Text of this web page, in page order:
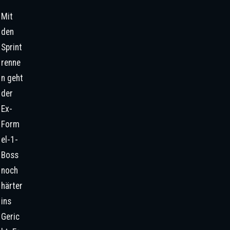
Mit
den
Sprint
renne
n geht
der
Ex-
Form
el-1-
Boss
noch
härter
ins
Geric